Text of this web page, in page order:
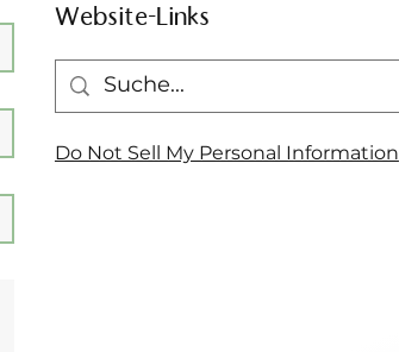
Website-Links
Do Not Sell My Personal Information